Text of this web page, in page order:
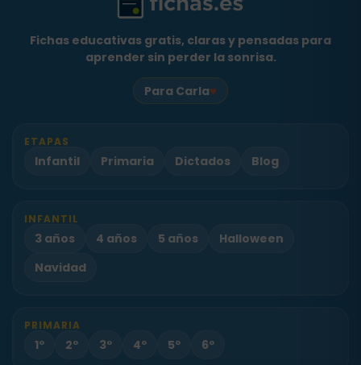
Fichas educativas gratis, claras y pensadas para
aprender sin perder la sonrisa.
Para Carla♥
ETAPAS
Infantil Primaria Dictados Blog
INFANTIL
3 años 4 años 5 años
Halloween
Navidad
PRIMARIA
1º 2º 3º 4º 5º 6º